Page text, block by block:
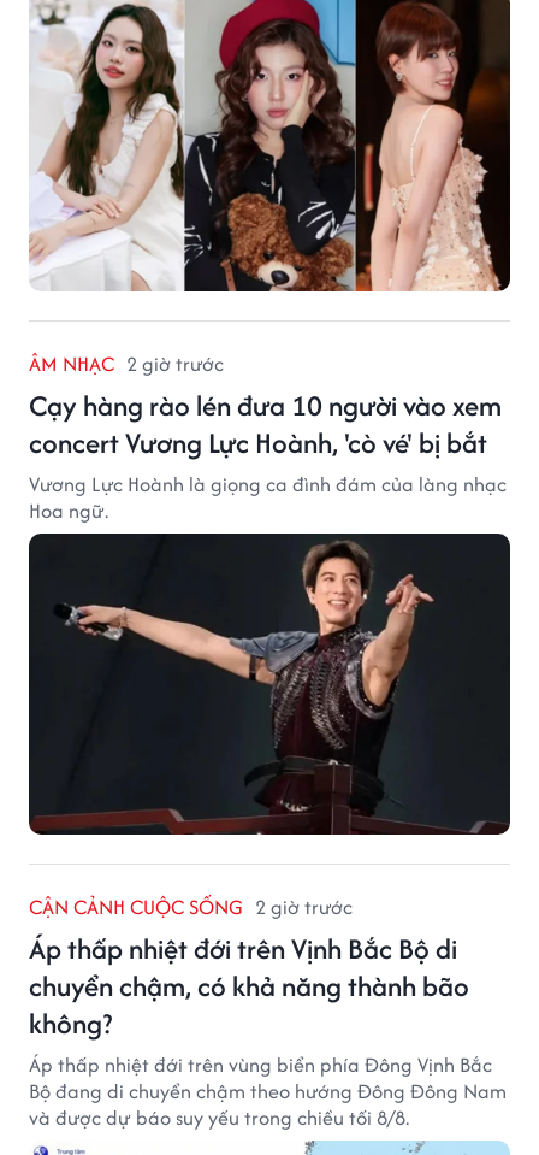
ÂM NHẠC 2 giờ trước
Cạy hàng rào lén đưa 10 người vào xem
concert Vương Lực Hoành, 'cò vé' bị bắt
Vương Lực Hoành là giọng ca đình đám của làng nhạc
Hoa ngữ.
CẬN CẢNH CUỘC SỐNG 2 giờ trước
Áp thấp nhiệt đới trên Vịnh Bắc Bộ di
chuyển chậm, có khả năng thành bão
không?
Áp thấp nhiệt đới trên vùng biển phía Đông Vịnh Bắc
Bộ đang di chuyển chậm theo hướng Đông Đông Nam
và được dự báo suy yếu trong chiều tối 8/8.